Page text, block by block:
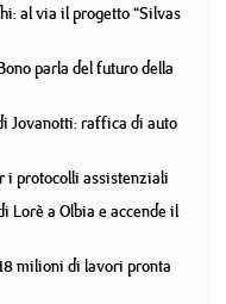
al via il progetto “Silvas
parla del futuro della
Jovanotti: raffica di auto
i protocolli assistenziali
Lorè a Olbia e accende il
milioni di lavori pronta